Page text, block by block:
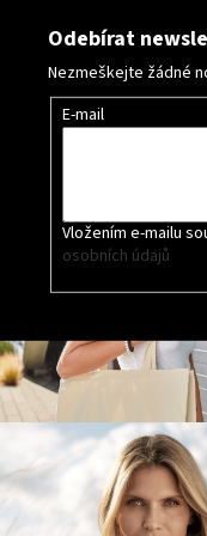
Odebírat
Nezmeškejte žádné
E-mail
Vložením e-mailu
osobních údajů